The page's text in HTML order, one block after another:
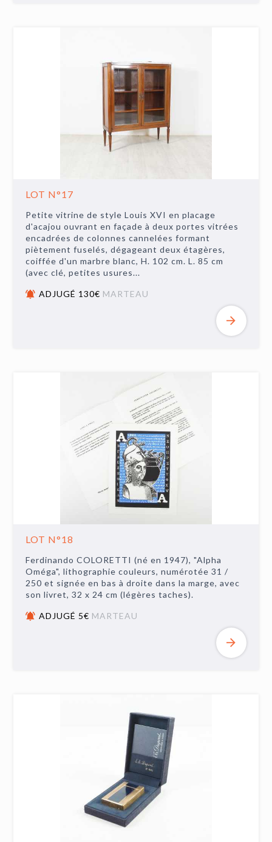
LOT N°17
Petite vitrine de style Louis XVI en placage
d'acajou ouvrant en façade à deux portes vitrées
encadrées de colonnes cannelées formant
piètement fuselés, dégageant deux étagères,
coiffée d'un marbre blanc, H. 102 cm. L. 85 cm
(avec clé, petites usures...
ADJUGÉ 130€ MARTEAU
LOT N°18
Ferdinando COLORETTI (né en 1947), "Alpha
Oméga", lithographie couleurs, numérotée 31 /
250 et signée en bas à droite dans la marge, avec
son livret, 32 x 24 cm (légères taches).
ADJUGÉ 5€ MARTEAU